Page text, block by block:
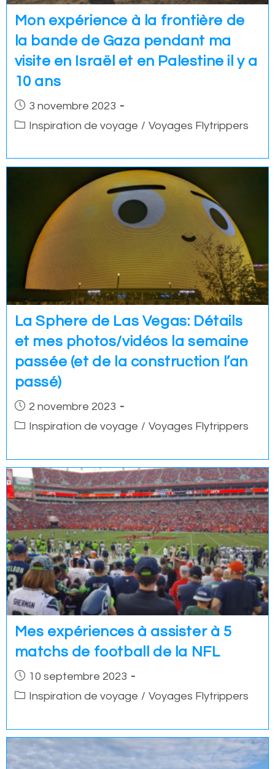
Mon expérience à la frontière de
la bande de Gaza pendant ma
visite en Israël et en Palestine il y a
10 ans
Post3 novembre 2023
PostInspiration de voyage / Voyages Flytrippers
La Sphere de Las Vegas: Détails
et mes photos/vidéos la semaine
passée (et de la construction l’an
passé)
Post2 novembre 2023
PostInspiration de voyage / Voyages Flytrippers
Mes expériences à assister à 5
matchs de football de la NFL
Post10 septembre 2023
PostInspiration de voyage / Voyages Flytrippers